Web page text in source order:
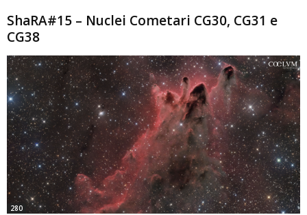
ShaRA#15 – Nuclei Cometari CG30, CG31 e
CG38
280